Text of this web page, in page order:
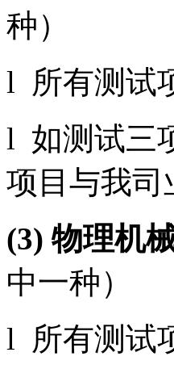
种）
l 所有测试
l 如测试三
项目与我司
(3) 物理机
中一种）
l 所有测试